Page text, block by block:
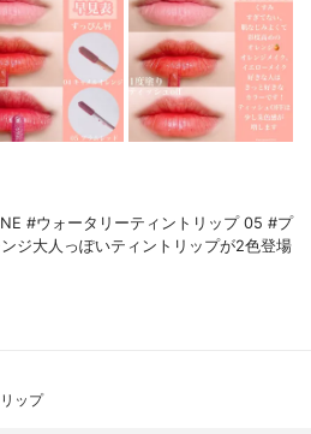
#ウォータリーティントリップ 05 #プ
ジ大人っぽいティントリップが2色登場
ップ